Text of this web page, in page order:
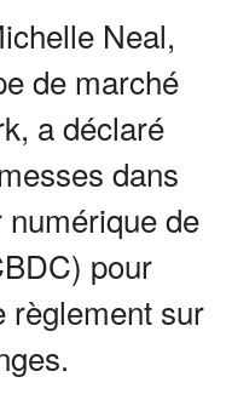
Neal,
de marché
a déclaré
dans
de
pour
règlement sur